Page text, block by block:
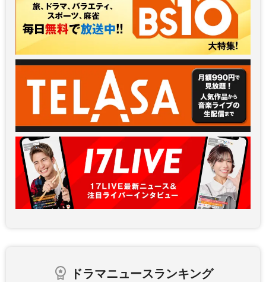
ドラマニュースランキング